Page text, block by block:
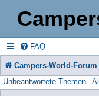
FAQ
Campers-World-Forum
Unbeantwortete Themen